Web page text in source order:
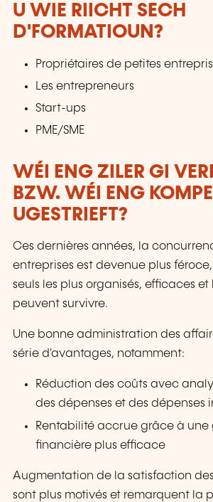
U WIE RIICHT SECH
D'FORMATIOUN?
Propriétaires de petites
Les entrepreneurs
Start-ups
PME/SME
WÉI ENG ZILER GI
BZW. WÉI ENG
UGESTRIEFT?
Ces dernières années, la
entreprises est devenue plus
seuls les plus organisés, efficaces et
peuvent survivre.
Une bonne administration des
série d'avantages, notamment:
Réduction des coûts avec
des dépenses et des dépenses
Rentabilité accrue grâce à une
financière plus efficace
Augmentation de la satisfaction
sont plus motivés et remarquent la